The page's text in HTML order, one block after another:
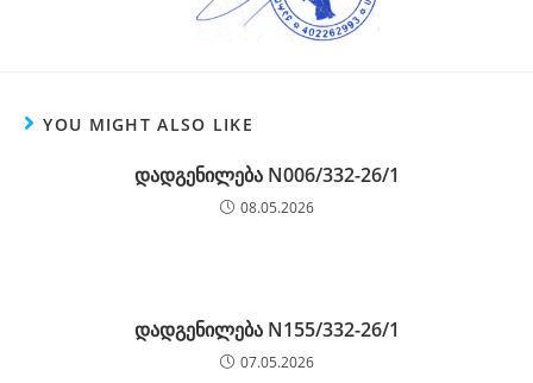
YOU MIGHT ALSO LIKE
დადგენილება N006/332-26/1
08.05.2026
დადგენილება N155/332-26/1
07.05.2026